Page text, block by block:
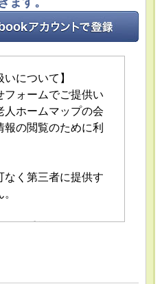
いについて】
フォームでご提供い
人ホームマップの会
報の閲覧のために利
なく第三者に提供す
管理が図られるよ